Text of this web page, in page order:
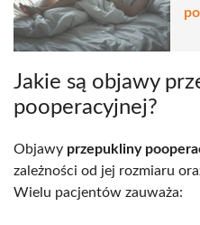
Jakie są objawy
pooperacyjnej?
Objawy przepukliny
zależności od jej rozmiaru
Wielu pacjentów zauważa: